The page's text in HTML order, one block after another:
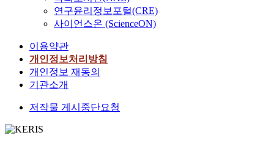
연구윤리정보포털(CRE)
사이언스온 (ScienceON)
이용약관
개인정보처리방침
개인정보 재동의
기관소개
저작물 게시중단요청